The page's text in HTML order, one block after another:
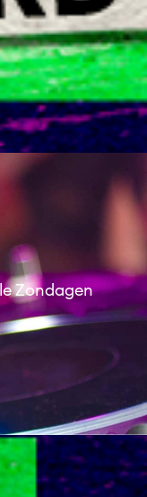
of Forgotten
Zondagen